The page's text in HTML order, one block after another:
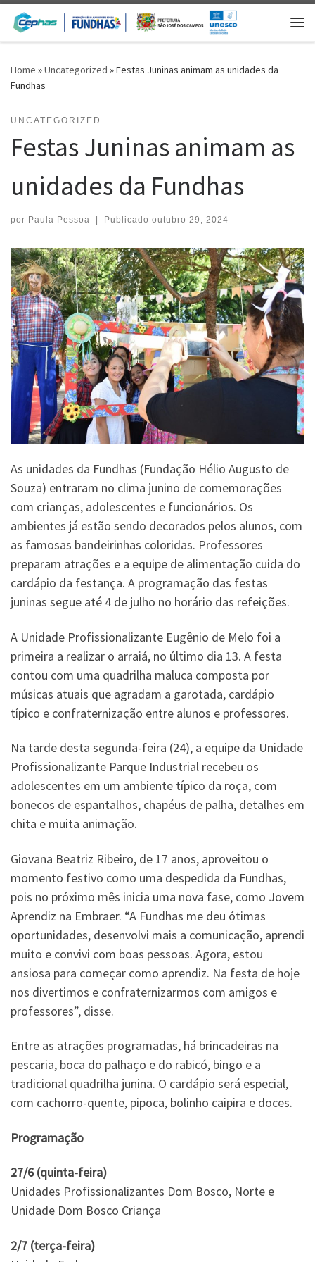
Skip to content
Home »Uncategorized »Festas Juninas animam as unidades da
Fundhas
UNCATEGORIZED
Festas Juninas animam as
unidades da Fundhas
por Paula Pessoa | Publicado outubro 29, 2024
As unidades da Fundhas (Fundação Hélio Augusto de
Souza) entraram no clima junino de comemorações
com crianças, adolescentes e funcionários. Os
ambientes já estão sendo decorados pelos alunos, com
as famosas bandeirinhas coloridas. Professores
preparam atrações e a equipe de alimentação cuida do
cardápio da festança. A programação das festas
juninas segue até 4 de julho no horário das refeições.
A Unidade Profissionalizante Eugênio de Melo foi a
primeira a realizar o arraiá, no último dia 13. A festa
contou com uma quadrilha maluca composta por
músicas atuais que agradam a garotada, cardápio
típico e confraternização entre alunos e professores.
Na tarde desta segunda-feira (24), a equipe da Unidade
Profissionalizante Parque Industrial recebeu os
adolescentes em um ambiente típico da roça, com
bonecos de espantalhos, chapéus de palha, detalhes em
chita e muita animação.
Giovana Beatriz Ribeiro, de 17 anos, aproveitou o
momento festivo como uma despedida da Fundhas,
pois no próximo mês inicia uma nova fase, como Jovem
Aprendiz na Embraer. “A Fundhas me deu ótimas
oportunidades, desenvolvi mais a comunicação, aprendi
muito e convivi com boas pessoas. Agora, estou
ansiosa para começar como aprendiz. Na festa de hoje
nos divertimos e confraternizarmos com amigos e
professores”, disse.
Entre as atrações programadas, há brincadeiras na
pescaria, boca do palhaço e do rabicó, bingo e a
tradicional quadrilha junina. O cardápio será especial,
com cachorro-quente, pipoca, bolinho caipira e doces.
Programação
27/6 (quinta-feira)
Unidades Profissionalizantes Dom Bosco, Norte e
Unidade Dom Bosco Criança
2/7 (terça-feira)